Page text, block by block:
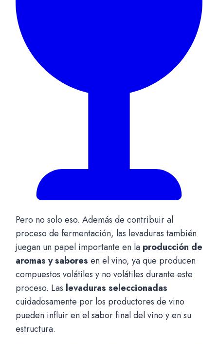
Pero no solo eso. Además de contribuir al
proceso de fermentación, las levaduras también
juegan un papel importante en la producción de
aromas y sabores en el vino, ya que producen
compuestos volátiles y no volátiles durante este
proceso. Las levaduras seleccionadas
cuidadosamente por los productores de vino
pueden influir en el sabor final del vino y en su
estructura.